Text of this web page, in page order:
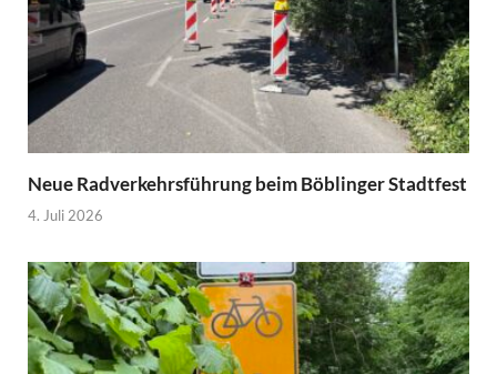
Neue Radverkehrsführung beim Böblinger Stadtfest
4. Juli 2026